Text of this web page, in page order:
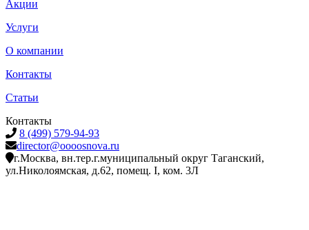
Акции
Услуги
О компании
Контакты
Статьи
Контакты
8 (499) 579-94-93
director@oooosnova.ru
г.Москва, вн.тер.г.муниципальный округ Таганский,
ул.Николоямская, д.62, помещ. I, ком. 3Л